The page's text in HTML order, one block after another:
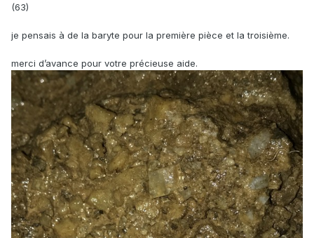
(63)
je pensais à de la baryte pour la première pièce et la troisième.
merci d’avance pour votre précieuse aide.